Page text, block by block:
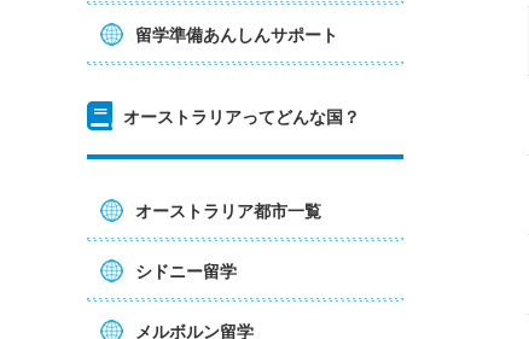
留学準備あんしんサポート
オーストラリアってどんな国？
オーストラリア都市一覧
シドニー留学
メルボルン留学